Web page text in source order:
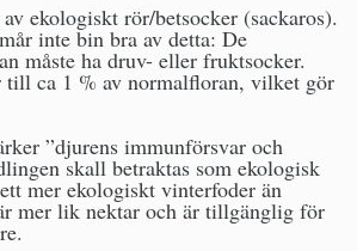
ekologiskt rör/betsocker (sackaros).
inte bin bra av detta: De
måste ha druv- eller fruktsocker.
till ca 1 % av normalfloran, vilket gör
”djurens immunförsvar och
skall betraktas som ekologisk
mer ekologiskt vinterfoder än
mer lik nektar och är tillgänglig för